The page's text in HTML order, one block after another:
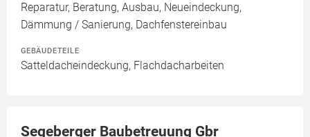
Reparatur, Beratung, Ausbau, Neueindeckung,
Dämmung / Sanierung, Dachfenstereinbau
GEBÄUDETEILE
Satteldacheindeckung, Flachdacharbeiten
Segeberger Baubetreuung Gbr